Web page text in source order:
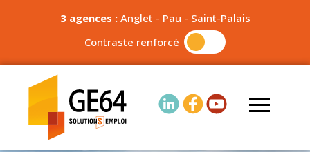
3 agences : Anglet - Pau - Saint-Palais
Contraste renforcé